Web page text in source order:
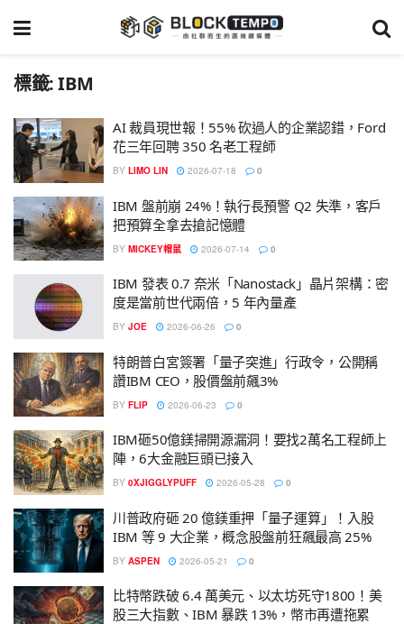
標籤:IBM
AI 裁員現世報！55% 砍過人的企業認錯，Ford
花三年回聘 350 名老工程師
BY LIMO LIN 2026-07-18 0
IBM 盤前崩 24%！執行長預警 Q2 失準，客戶
把預算全拿去搶記憶體
BY MICKEY帽鼠 2026-07-14 0
IBM 發表 0.7 奈米「Nanostack」晶片架構：密
度是當前世代兩倍，5 年內量產
BY JOE 2026-06-26 0
特朗普白宮簽署「量子突進」行政令，公開稱
讚IBM CEO，股價盤前飆3%
BY FLIP 2026-06-23 0
IBM砸50億鎂掃開源漏洞！要找2萬名工程師上
陣，6大金融巨頭已接入
BY 0XJIGGLYPUFF 2026-05-28 0
川普政府砸 20 億鎂重押「量子運算」！入股
IBM 等 9 大企業，概念股盤前狂飆最高 25%
BY ASPEN 2026-05-21 0
比特幣跌破 6.4 萬美元、以太坊死守1800！美
股三大指數、IBM 暴跌 13%，幣市再遭拖累